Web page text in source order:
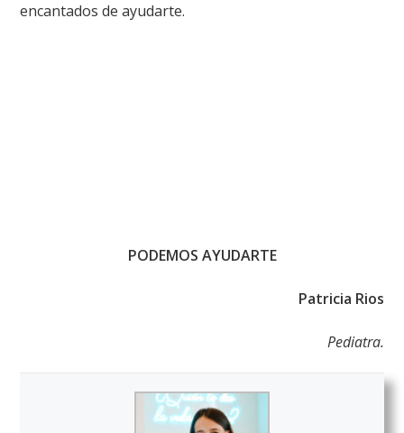
encantados de ayudarte.
PODEMOS AYUDARTE
Patricia Rios
Pediatra.